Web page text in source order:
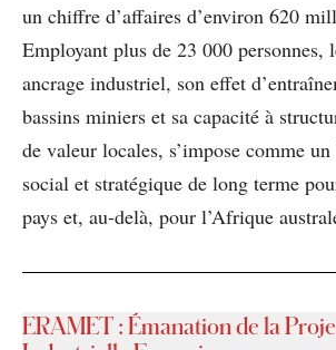
un chiffre d’affaires d’environ 620
Employant plus de 23 000 personnes,
ancrage industriel, son effet
bassins miniers et sa capacité à
de valeur locales, s’impose comme
social et stratégique de long terme
pays et, au-delà, pour l’Afrique
ERAMET : Émanation de la